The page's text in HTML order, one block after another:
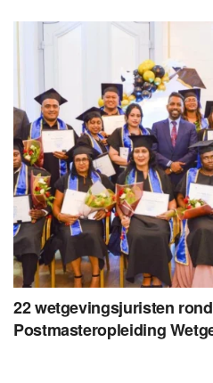
22 wetgevingsjuristen
Postmasteropleiding